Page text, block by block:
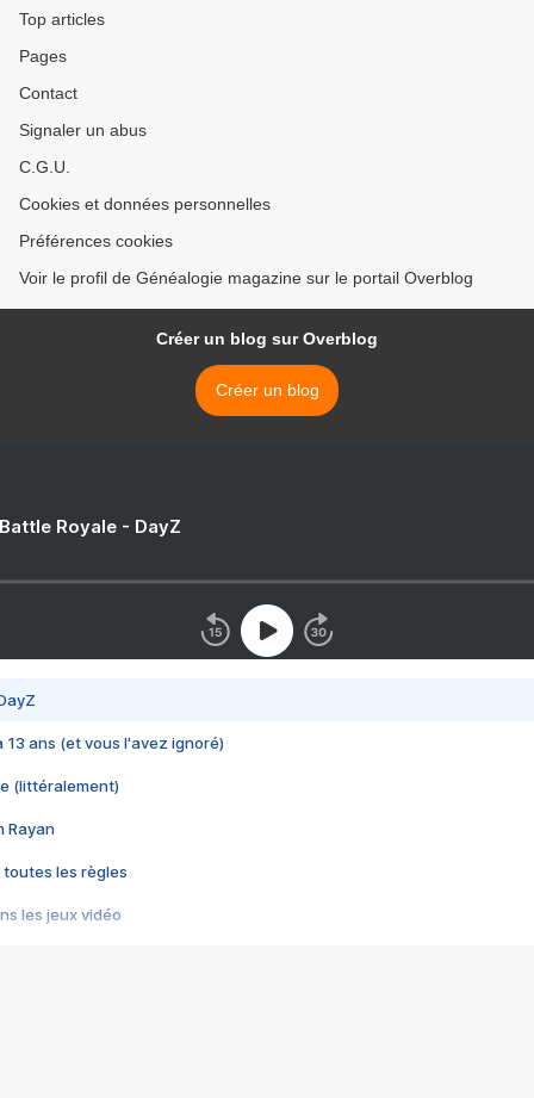
Top articles
Pages
Contact
Signaler un abus
C.G.U.
Cookies et données personnelles
Préférences cookies
Voir le profil de Généalogie magazine sur le portail Overblog
Créer un blog sur Overblog
Créer un blog
Royale - DayZ
13 ans (et vous l'avez ignoré)
(littéralement)
Rayan
toutes les règles
les jeux vidéo